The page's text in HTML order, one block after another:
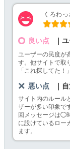
くろわ
良い点 ｜
ユーザーの民度が
す。他サイトで取
「これ探してた
悪い点 ｜
サイト内のルール
ザーが多い印象で
回メッセージは◯
に設けているロー
ます。